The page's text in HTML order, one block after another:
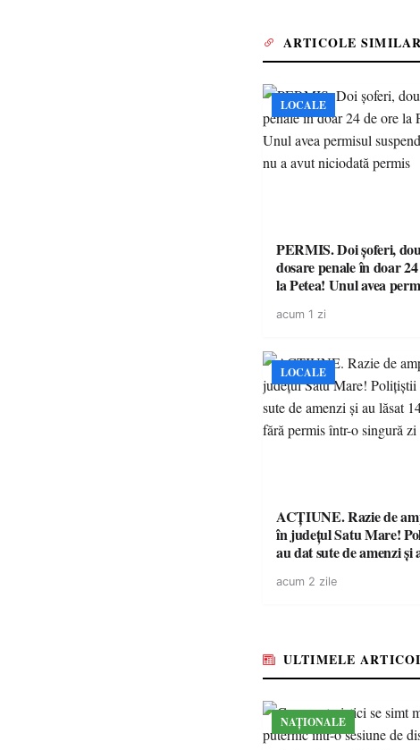
ARTICOLE
LOCALE
PERMIS. Doi șoferi,
dosare penale în doar
la Petea! Unul avea
niciodată permis
acum 1 zi
LOCALE
ACȚIUNE. Razie de
în județul Satu Mare!
au dat sute de amenzi și
singură zi
acum 2 zile
ULTIMELE
NAȚIONALE